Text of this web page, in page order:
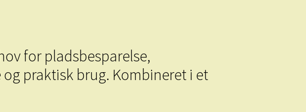
for pladsbesparelse,
praktisk brug. Kombineret i et